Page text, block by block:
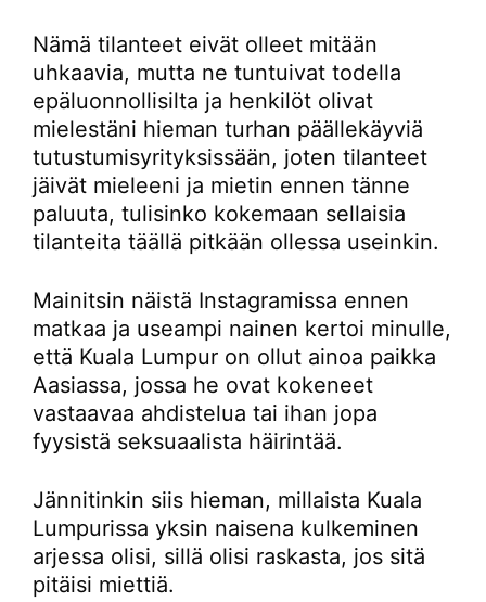
Nämä tilanteet eivät olleet mitään
uhkaavia, mutta ne tuntuivat todella
epäluonnollisilta ja henkilöt olivat
mielestäni hieman turhan päällekäyviä
tutustumisyrityksissään, joten tilanteet
jäivät mieleeni ja mietin ennen tänne
paluuta, tulisinko kokemaan sellaisia
tilanteita täällä pitkään ollessa useinkin.
Mainitsin näistä Instagramissa ennen
matkaa ja useampi nainen kertoi minulle,
että Kuala Lumpur on ollut ainoa paikka
Aasiassa, jossa he ovat kokeneet
vastaavaa ahdistelua tai ihan jopa
fyysistä seksuaalista häirintää.
Jännitinkin siis hieman, millaista Kuala
Lumpurissa yksin naisena kulkeminen
arjessa olisi, sillä olisi raskasta, jos sitä
pitäisi miettiä.